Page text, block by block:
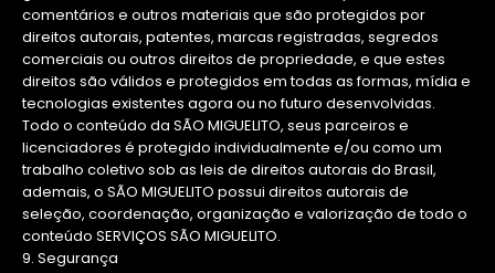
comentários e outros materiais que são protegidos por
direitos autorais, patentes, marcas registradas, segredos
comerciais ou outros direitos de propriedade, e que estes
direitos são válidos e protegidos em todas as formas, mídia e
tecnologias existentes agora ou no futuro desenvolvidas.
Todo o conteúdo da SÃO MIGUELITO, seus parceiros e
licenciadores é protegido individualmente e/ou como um
trabalho coletivo sob as leis de direitos autorais do Brasil,
ademais, o SÃO MIGUELITO possui direitos autorais de
seleção, coordenação, organização e valorização de todo o
conteúdo SERVIÇOS SÃO MIGUELITO.
9. Segurança